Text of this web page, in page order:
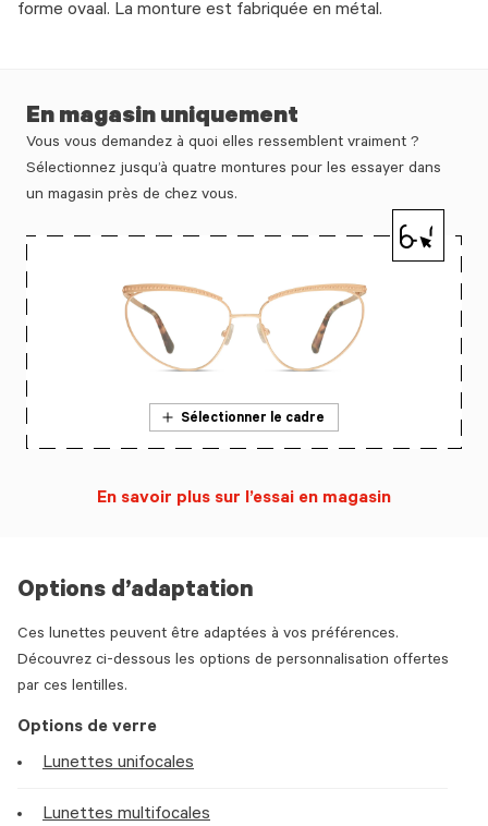
forme ovaal. La monture est fabriquée en métal.
Options d’adaptation
Ces lunettes peuvent être adaptées à vos préférences.
Découvrez ci-dessous les options de personnalisation offertes
par ces lentilles.
Options de verre
Lunettes unifocales
Lunettes multifocales
En magasin uniquement
Vous vous demandez à quoi elles ressemblent vraiment ?
Sélectionnez jusqu’à quatre montures pour les essayer dans
un magasin près de chez vous.
Sélectionner le cadre
En savoir plus sur l’essai en magasin